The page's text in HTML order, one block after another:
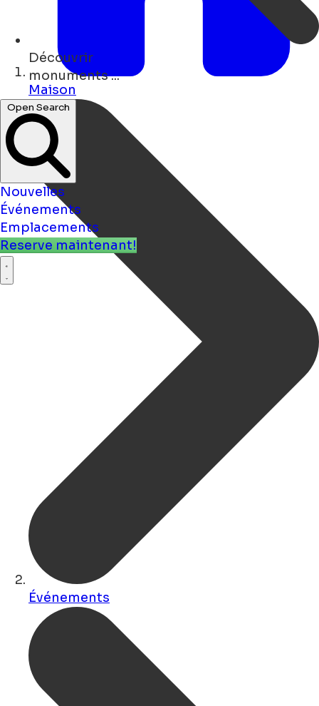
Découvrir
art ...
Open Search
Nouvelles
Événements
Emplacements
Reserve maintenant!
Maison
Événements